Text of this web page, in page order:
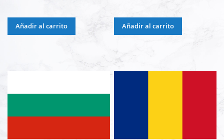
Añadir al carrito Añadir al carrito